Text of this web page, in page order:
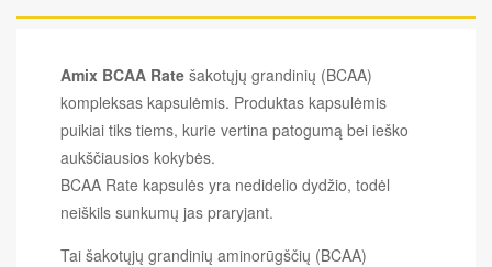
Amix BCAA Rate šakotųjų grandinių (BCAA)
kompleksas kapsulėmis. Produktas kapsulėmis
puikiai tiks tiems, kurie vertina patogumą bei ieško
aukščiausios kokybės.
BCAA Rate kapsulės yra nedidelio dydžio, todėl
neiškils sunkumų jas praryjant.
Tai šakotųjų grandinių aminorūgščių (BCAA)